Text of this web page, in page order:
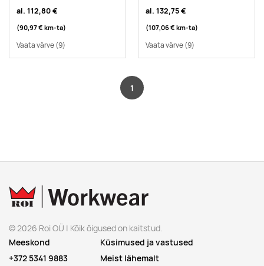
al. 112,80 €
(90,97 € km-ta)
Vaata värve(9)
al. 132,75 €
(107,06 € km-ta)
Vaata värve(9)
1
© 2026 Roi OÜ | Kõik õigused on kaitstud.
Meeskond
+372 5341 9883
Küsimused ja vastused
Meist lähemalt